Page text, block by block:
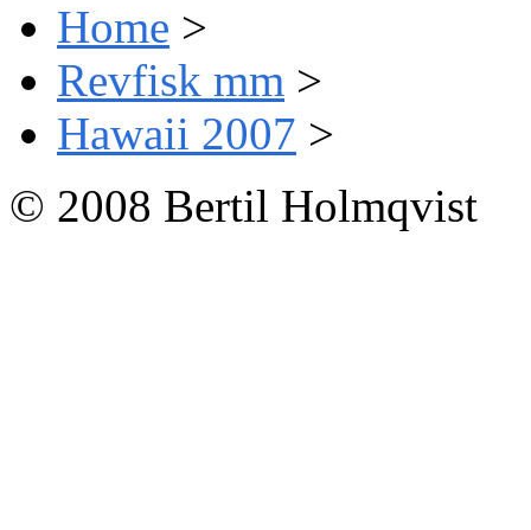
Home >
Revfisk mm >
Hawaii 2007 >
© 2008 Bertil Holmqvist